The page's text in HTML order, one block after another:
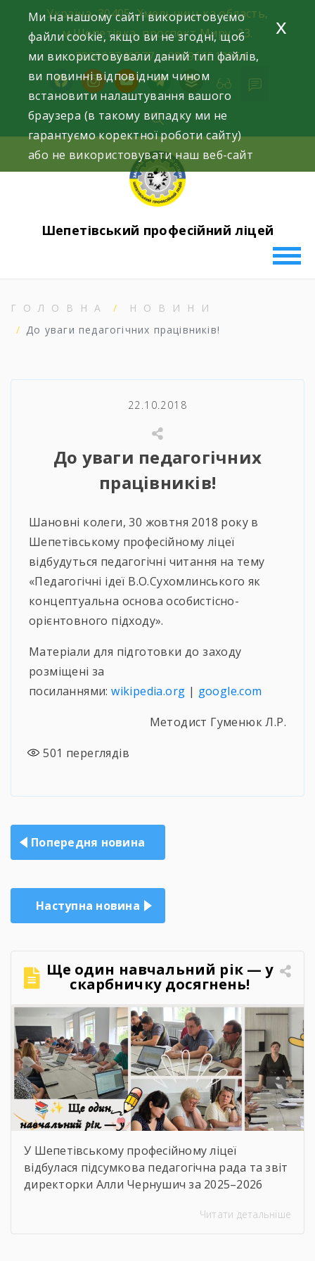
content
Україна, 30405, Хмельницька область,
м.Шепетівка, проспект Миру, 23.
+380963740577, +380966512964
facebookinstagramyoutubetelegram
buffer
Шепетівський професійний ліцей
ГОЛОВНА
НОВИНИ
До уваги педагогічних працівників!
22.10.2018
До уваги педагогічних
працівників!
Шановні колеги, 30 жовтня 2018 року в
Шепетівському професійному ліцеї
відбудуться педагогічні читання на тему
«Педагогічні ідеї В.О.Сухомлинського як
концептуальна основа особистісно-
орієнтовного підходу».
Матеріали для підготовки до заходу
розміщені за
посиланнями:wikipedia.org | google.com
Методист Гуменюк Л.Р.
501 переглядів
Навігація
записів
Попередня новина
Наступна новина
Ще один навчальний рік — у
скарбничку досягнень!
У Шепетівському професійному ліцеї
відбулася підсумкова педагогічна рада та звіт
директорки Алли Чернушич за 2025–2026
підсумки роботи закладу, проаналізовано
Читати детальніше
Ми на нашому сайті використовуємо
файли cookie, якщо ви не згодні, щоб
ми використовували даний тип файлів,
ви повинні відповідним чином
встановити налаштування вашого
браузера (в такому випадку ми не
гарантуємо коректної роботи сайту)
або не використовувати наш веб-сайт
x